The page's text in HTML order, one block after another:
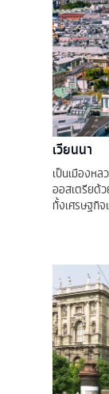
เวียนนา
เป็นเมืองหล
ออสเตรียด้
ทั้งเศรษฐกิ